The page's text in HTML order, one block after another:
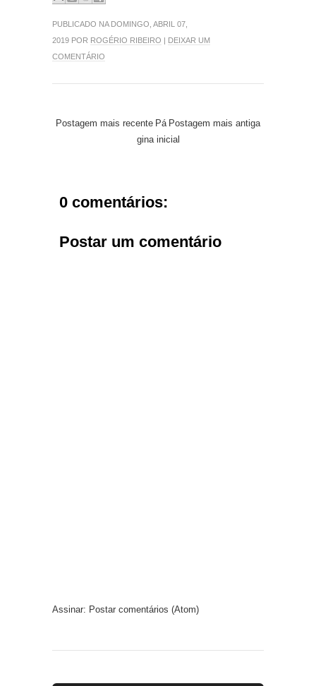
PUBLICADO NA DOMINGO, ABRIL 07,
2019 POR ROGÉRIO RIBEIRO
DEIXAR UM
COMENTÁRIO
Postagem mais recente Postagem mais antiga
Pá
gina inicial
0 comentários:
Postar um comentário
Assinar: Postar comentários (Atom)